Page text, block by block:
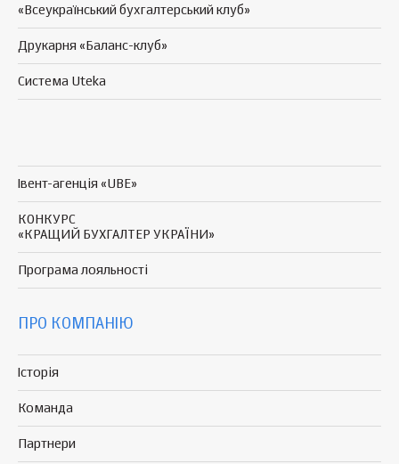
«Всеукраїнський бухгалтерський клуб»
Друкарня «Баланс-клуб»
Система Uteka
Івент-агенція «UBE»
КОНКУРС
«КРАЩИЙ БУХГАЛТЕР УКРАЇНИ»
Програма лояльності
ПРО КОМПАНІЮ
Історія
Команда
Партнери